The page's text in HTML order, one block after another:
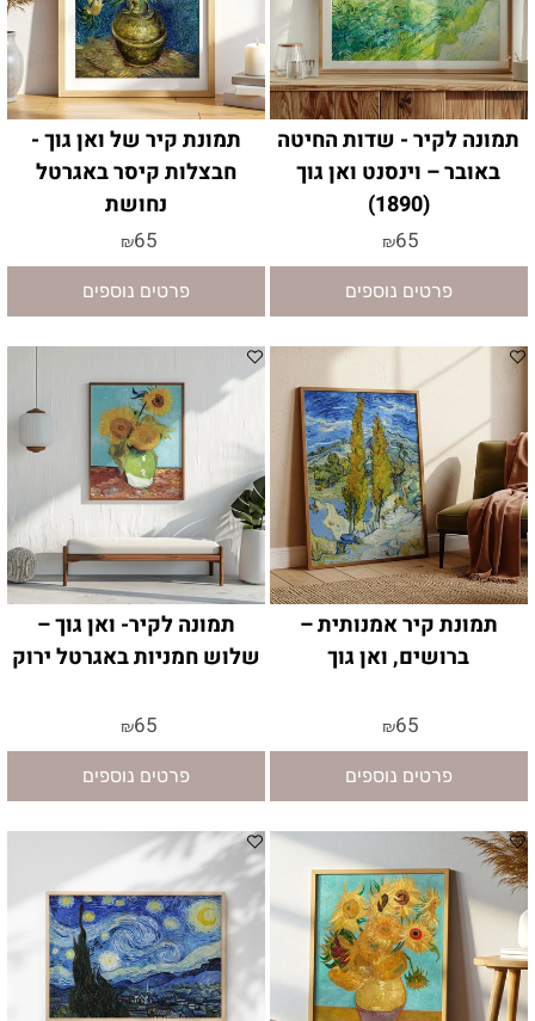
תמונה לקיר - שדות החיטה
באובר – וינסנט ואן גוך
(1890)
₪65
פרטים נוספים
תמונת קיר של ואן גוך -
חבצלות קיסר באגרטל
נחושת
₪65
פרטים נוספים
תמונת קיר אמנותית –
ברושים, ואן גוך
₪65
פרטים נוספים
תמונה לקיר- ואן גוך –
שלוש חמניות באגרטל ירוק
₪65
פרטים נוספים